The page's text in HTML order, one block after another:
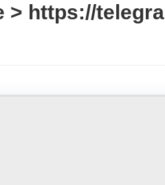
> https://